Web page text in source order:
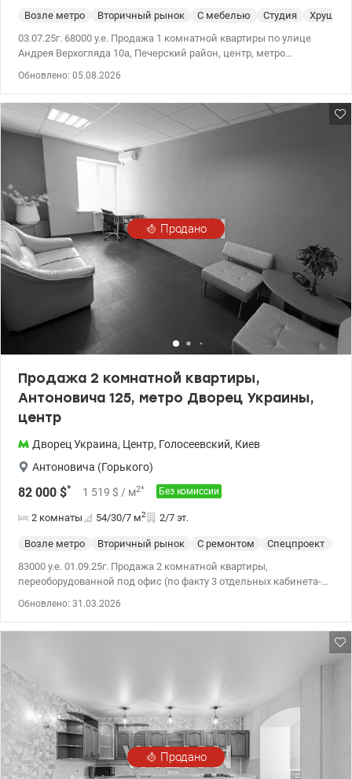
Возле метро Вторичный рынок С мебелью Студия
03.07.25г. 68000 у.е. Продажа 1 комнатной квартиры по улице
Андрея Верхогляда 10а, Печерский район, центр, метро
заменой всех коммуникаций. . Формат квартиры - студия.
Оборудована всей необходимой мебелью и техникой. Окна и
балкон на Верхогляда. Дом с новой крышей и ремонтом в
подъездах. Удачное расположение с хорошо развитой
инфраструктурой- возле ЖК Новопечерские Липки, до метро 3
мин. Тихий закрытый двор со шлагбаумом. Цена 68.000 у.е, без
комиссии для прокупателя 0677814777, 0951245884, Ольга, Valion
ua/1132876
Обновлено: 05.08.2026
Продано
Продажа 2 комнатной квартиры,
Антоновича 125, метро Дворец Украины,
центр
Дворец Украина, Центр, Голосеевский, Киев
Антоновича (Горького)
82 000 $* 1 519 $ / м2* Без комиссии
2 комнаты 54/30/7 м2 2/7 эт.
Возле метро Вторичный рынок С ремонтом Спецпроект
83000 у.е. 01.09.25г. Продажа 2 комнатной квартиры,
переоборудованной под офис (по факту 3 отдельных кабинета-
Владимирский рынок, множество админучреждений, учебных и
развлекательных заведений. Звоните, оперативно показываю,
ключ на руках. С уважением, Ольга. Цена без комиссии для
покупателя 83.000 у.е., 0677814777, 0951245884, Valion.ua/1130079
Обновлено: 31.03.2026
Продано